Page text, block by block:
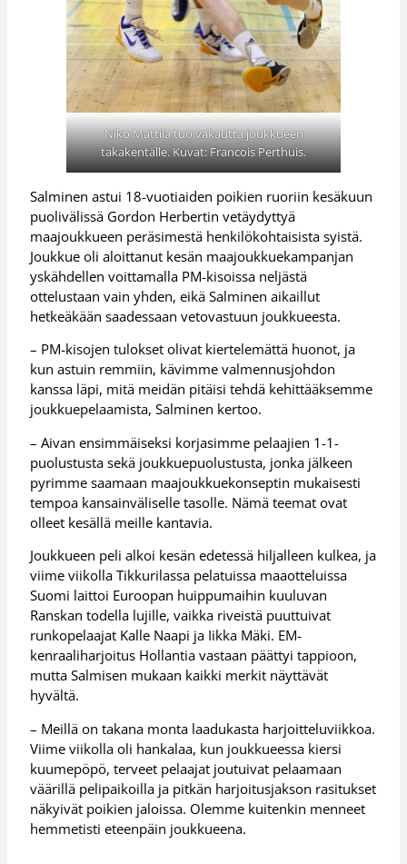
Niko Mattila tuo vakautta joukkueen
takakentälle. Kuvat: Francois Perthuis.
Salminen astui 18-vuotiaiden poikien ruoriin kesäkuun
puolivälissä Gordon Herbertin vetäydyttyä
maajoukkueen peräsimestä henkilökohtaisista syistä.
Joukkue oli aloittanut kesän maajoukkuekampanjan
yskähdellen voittamalla PM-kisoissa neljästä
ottelustaan vain yhden, eikä Salminen aikaillut
hetkeäkään saadessaan vetovastuun joukkueesta.
– PM-kisojen tulokset olivat kiertelemättä huonot, ja
kun astuin remmiin, kävimme valmennusjohdon
kanssa läpi, mitä meidän pitäisi tehdä kehittääksemme
joukkuepelaamista, Salminen kertoo.
– Aivan ensimmäiseksi korjasimme pelaajien 1-1-
puolustusta sekä joukkuepuolustusta, jonka jälkeen
pyrimme saamaan maajoukkuekonseptin mukaisesti
tempoa kansainväliselle tasolle. Nämä teemat ovat
olleet kesällä meille kantavia.
Joukkueen peli alkoi kesän edetessä hiljalleen kulkea, ja
viime viikolla Tikkurilassa pelatuissa maaotteluissa
Suomi laittoi Euroopan huippumaihin kuuluvan
Ranskan todella lujille, vaikka riveistä puuttuivat
runkopelaajat Kalle Naapi ja Iikka Mäki. EM-
kenraaliharjoitus Hollantia vastaan päättyi tappioon,
mutta Salmisen mukaan kaikki merkit näyttävät
hyvältä.
– Meillä on takana monta laadukasta harjoitteluviikkoa.
Viime viikolla oli hankalaa, kun joukkueessa kiersi
kuumepöpö, terveet pelaajat joutuivat pelaamaan
väärillä pelipaikoilla ja pitkän harjoitusjakson rasitukset
näkyivät poikien jaloissa. Olemme kuitenkin menneet
hemmetisti eteenpäin joukkueena.